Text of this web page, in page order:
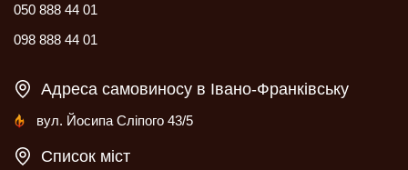
050 888 44 01
098 888 44 01
Адреса самовиносу в Івано-Франківську
вул. Йосипа Сліпого 43/5
Список міст